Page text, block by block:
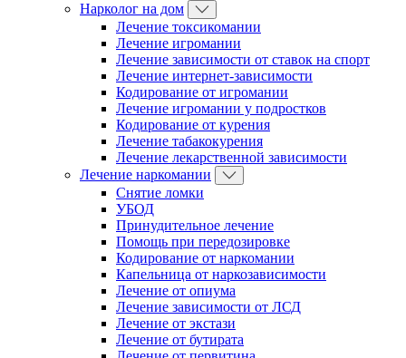
Нарколог на дом
Лечение токсикомании
Лечение игромании
Лечение зависимости от ставок на спорт
Лечение интернет-зависимости
Кодирование от игромании
Лечение игромании у подростков
Кодирование от курения
Лечение табакокурения
Лечение лекарственной зависимости
Лечение наркомании
Снятие ломки
УБОД
Принудительное лечение
Помощь при передозировке
Кодирование от наркомании
Капельница от наркозависимости
Лечение от опиума
Лечение зависимости от ЛСД
Лечение от экстази
Лечение от бутирата